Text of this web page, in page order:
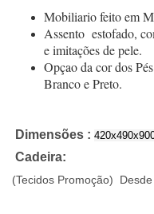
Mobiliario feito em
Assento estofado,
e imitações de pele.
Opçao da cor dos
Branco e Preto.
Dimensões :
Cadeira:
(Tecidos Promoção)